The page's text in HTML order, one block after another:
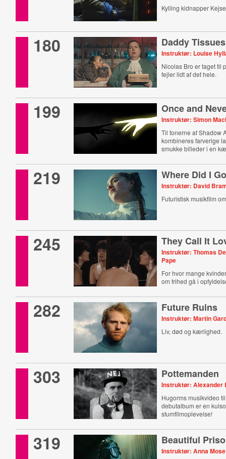
Kylling kidnapper
180 Daddy Tissues
Instruktør: Louise
Nicolas Bro er taget til
fejler lidt af det hele.
199 Once and
Instruktør: Simon
Til tonerne af Shadow
kombineres farverige
smukke billeder i en
219 Where Did I
Instruktør: David
Futuristisk musikfilm
245 They Call It
Instruktør: Thomas
Pape
For hvor mange
om frihed gå i
282 Future Ruins
Instruktør: Martin
Liv, død og kærlighed.
303 Pottemanden
Instruktør: Alexander
Hugorms musikvideo
debutalbum er en
stumfilmoplevelse!
319 Beautiful
Instruktør: Anna